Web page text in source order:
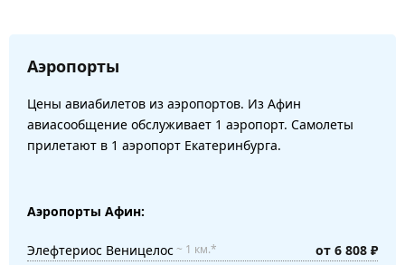
Аэропорты
Цены авиабилетов из аэропортов. Из Афин
авиасообщение обслуживает 1 аэропорт. Самолеты
прилетают в 1 аэропорт Екатеринбурга.
Аэропорты Афин:
Элефтериос Веницелос~ 1 км.* от 6 808 ₽